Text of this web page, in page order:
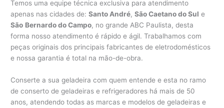
Temos uma equipe técnica exclusiva para atendimento
apenas nas cidades de:Santo André,São Caetano do Sul e
São Bernardo do Campo, no grande ABC Paulista, desta
forma nosso atendimento é rápido e ágil. Trabalhamos com
peças originais dos principais fabricantes de eletrodomésticos
e nossa garantia é total na mão-de-obra.
Conserte a sua geladeira com quem entende e esta no ramo
de conserto de geladeiras e refrigeradores há mais de 50
anos, atendendo todas as marcas e modelos de geladeiras e